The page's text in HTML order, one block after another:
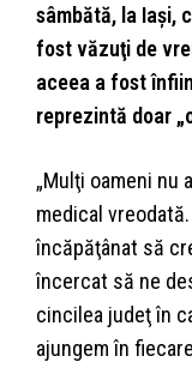
sâmbătă, la Iaşi,
fost văzuţi de
aceea a fost
reprezintă doar
„Mulţi oameni nu
medical
încăpăţânat să
încercat să ne
cincilea judeţ în
ajungem în